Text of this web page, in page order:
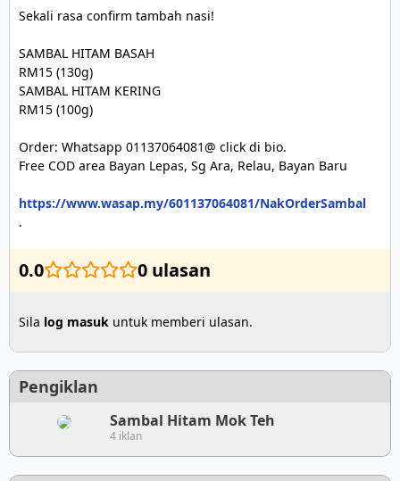
Sekali rasa confirm tambah nasi!
SAMBAL HITAM BASAH
RM15 (130g)
SAMBAL HITAM KERING
RM15 (100g)
Order: Whatsapp 01137064081@ click di bio.
Free COD area Bayan Lepas, Sg Ara, Relau, Bayan Baru
https://www.wasap.my/601137064081/NakOrderSambal
.
0.0 0 ulasan
Sila log masuk untuk memberi ulasan.
Pengiklan
Sambal Hitam Mok Teh
4 iklan